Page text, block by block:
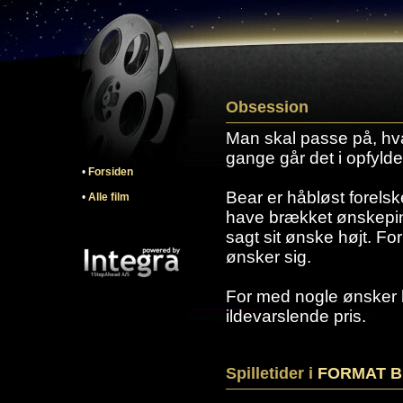
• Forsiden
• Alle film
Obsession
Man skal passe på,
gange går det i
Bear er håbløst
have brækket
sagt sit ønske højt.
ønsker sig.
For med nogle
ildevarslende pris.
Spilletider i FORMAT